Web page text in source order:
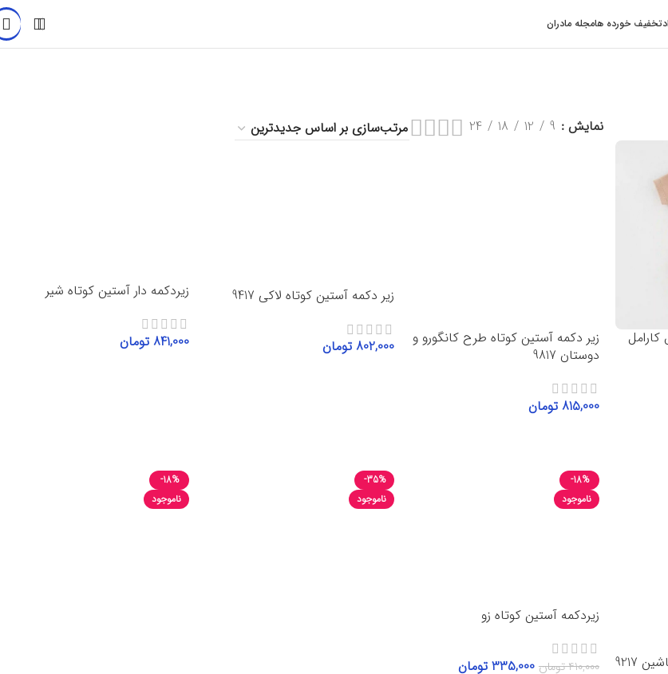
تخفیف خورده هامجله مادران
نمایش 9
12
18
24
زیر دکمه آستین کوتاه طرح کانگورو و
دوستان 9817
815,000 تومان
زیر دکمه آستین کوتاه لاکی 9417
802,000 تومان
زیردکمه دار آستین کوتاه شیر
841,000 تومان
9217
-18%
ناموجود
زیردکمه آستین کوتاه زو
410,000تومان 335,000 تومان
-35%
ناموجود
-18%
ناموجود